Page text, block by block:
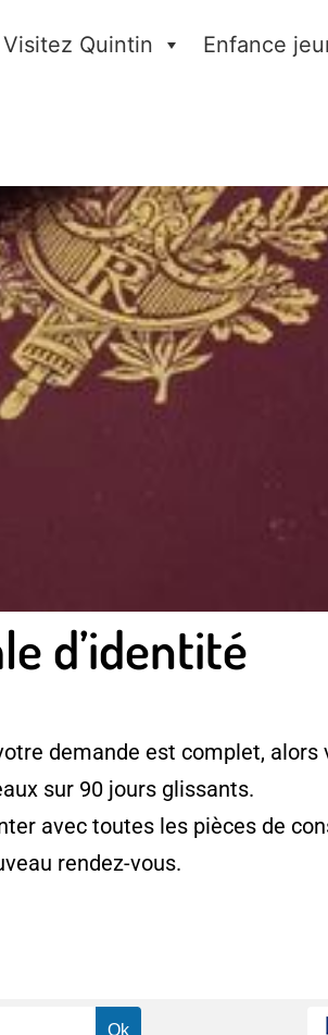
Visitez Quintin Enfance
d’identité
demande est complet,
sur 90 jours glissants.
avec toutes les pièces de
rendez-vous.